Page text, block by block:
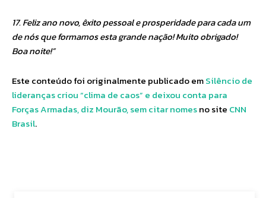
17. Feliz ano novo, êxito pessoal e prosperidade para cada um
de nós que formamos esta grande nação! Muito obrigado!
Boa noite!”
Este conteúdo foi originalmente publicado emSilêncio de
lideranças criou “clima de caos” e deixou conta para
Forças Armadas, diz Mourão, sem citar nomesno site CNN
Brasil.